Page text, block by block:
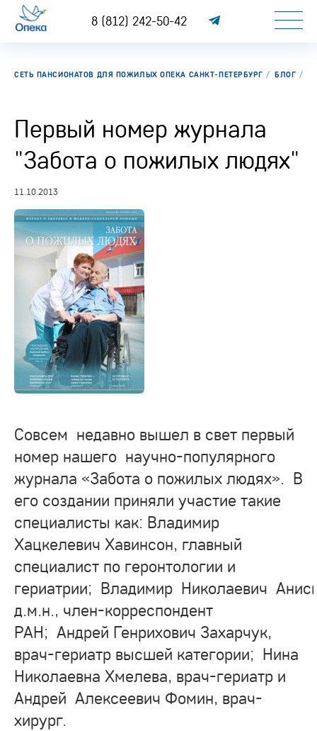
8 (812) 242-50-42
СЕТЬ ПАНСИОНАТОВ ДЛЯ ПОЖИЛЫХ ОПЕКА САНКТ-ПЕТЕРБУРГ БЛОГ
Первый номер журнала
"Забота о пожилых людях"
11.10.2013
Совсем недавно вышел в свет первый
номер нашего научно-популярного
журнала «Забота о пожилых людях». В
его создании приняли участие такие
специалисты как: Владимир
Хацкелевич Хавинсон, главный
специалист по геронтологии и
гериатрии; Владимир Николаевич
д.м.н., член-корреспондент
РАН; Андрей Генрихович Захарчук,
врач-гериатр высшей категории; Нина
Николаевна Хмелева, врач-гериатр и
Андрей Алексеевич Фомин, врач-
хирург.